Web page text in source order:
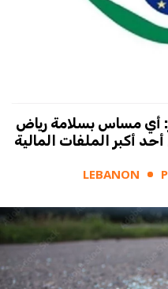
أي مساس بسلامة رياض
أكبر الملفات المالية
LEBANON